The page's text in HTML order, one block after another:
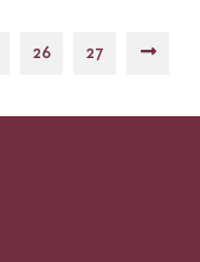
26 27